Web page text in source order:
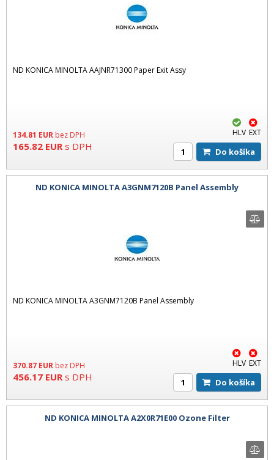
ND KONICA MINOLTA AAJNR71300 Paper Exit Assy
134.81 EUR bez DPH
165.82 EUR s DPH
HLV EXT
Do košíka
ND KONICA MINOLTA A3GNM7120B Panel Assembly
ND KONICA MINOLTA A3GNM7120B Panel Assembly
370.87 EUR bez DPH
456.17 EUR s DPH
HLV EXT
Do košíka
ND KONICA MINOLTA A2X0R71E00 Ozone Filter